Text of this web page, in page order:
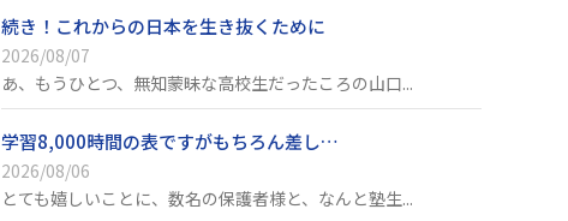
続き！これからの日本を生き抜くために
2026/08/07
あ、もうひとつ、無知蒙昧な高校生だったころの山口...
学習8,000時間の表ですがもちろん差し…
2026/08/06
とても嬉しいことに、数名の保護者様と、なんと塾生...